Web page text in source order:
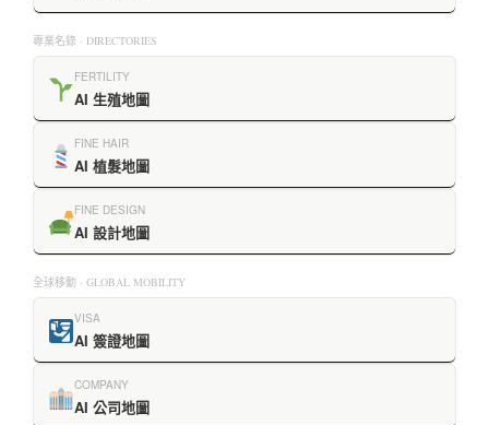
專業名錄 · DIRECTORIES
FERTILITY
AI 生殖地圖
FINE HAIR
AI 植髮地圖
FINE DESIGN
AI 設計地圖
全球移動 · GLOBAL MOBILITY
VISA
AI 簽證地圖
COMPANY
AI 公司地圖